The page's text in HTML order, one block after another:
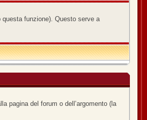
funzione). Questo serve a
pagina del forum o dell’argomento (la